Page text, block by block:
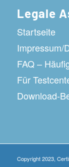
Legale
Startseite
Impressum/
FAQ –
Für
Download-
Copyright 2023,